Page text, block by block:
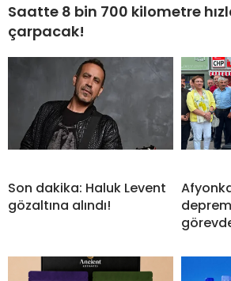
Saatte 8 bin 700 kilometre
çarpacak!
Son dakika: Haluk Levent
gözaltına alındı!